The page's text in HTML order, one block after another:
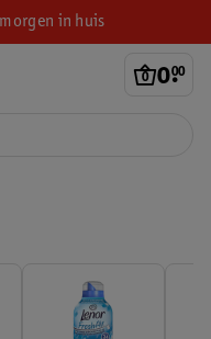
in huis
0.
00